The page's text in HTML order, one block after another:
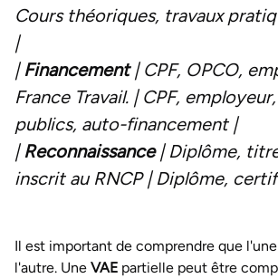
Cours théoriques, travaux
|
|Financement| CPF, OPCO,
France Travail. | CPF,
publics, auto-financement |
|Reconnaissance| Diplôme,
inscrit au RNCP | Diplôme,
Il est important de comprendre que
l'autre. Une VAE partielle peut être